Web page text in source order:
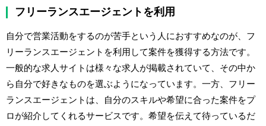
フリーランスエージェントを利用
自分で営業活動をするのが苦手という人におすすめなのが、フ
リーランスエージェントを利用して案件を獲得する方法です。
一般的な求人サイトは様々な求人が掲載されていて、その中か
ら自分で好きなものを選ぶようになっています。一方、フリー
ランスエージェントは、自分のスキルや希望に合った案件をプ
ロが紹介してくれるサービスです。希望を伝えて待っているだ